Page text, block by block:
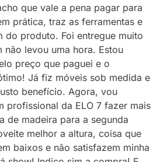
que vale a pena pagar para
prática, traz as ferramentas e
do produto. Foi entregue muito
não levou uma hora. Estou
preço que paguei e o
Já fiz móveis sob medida e
benefício. Agora, vou
profissional da ELO 7 fazer mais
de madeira para a segunda
melhor a altura, coisa que
baixos e não satisfazem minha